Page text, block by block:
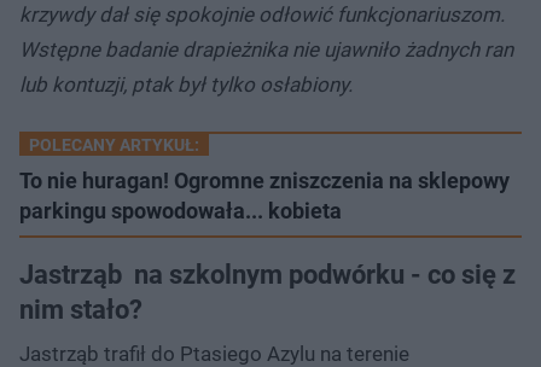
krzywdy dał się spokojnie odłowić funkcjonariuszom.
Wstępne badanie drapieżnika nie ujawniło żadnych ran
lub kontuzji, ptak był tylko osłabiony.
POLECANY ARTYKUŁ:
To nie huragan! Ogromne zniszczenia na sklepowy
parkingu spowodowała... kobieta
Jastrząb na szkolnym podwórku - co się z
nim stało?
Jastrząb trafił do Ptasiego Azylu na terenie